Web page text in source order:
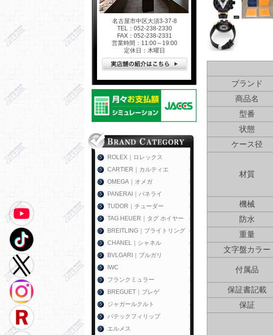
ブランド
商品名
型番
状態
ケース径
材質
機械
防水
重量
文字盤カラー
付属品
保証書記載
保証
名古屋市中区大須3-37-8
TEL：052-238-2330
FAX：052-238-2331
営業時間：11:00～19:00
定休日：木曜日
ROLEX｜ロレックス
CARTIER｜カルティエ
OMEGA｜オメガ
PANERAI｜パネライ
TUDOR｜チューダー
TAG HEUER｜タグ ホイヤー
BREITLING｜ブライトリング
CHANEL｜シャネル
BVLGARI｜ブルガリ
IWC
フランクミュラー
BREGUET｜ブレゲ
ジャガールクルト
パテックフィリップ
エルメス